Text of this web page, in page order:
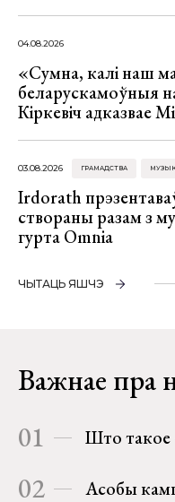
04.08.2026
«Сумна, калі наш
беларускамоўныя
Кіркевіч адказвае
03.08.2026 ГРАМАДСТВА
Irdorath
створаны разам з
гурта Omnia
ЧЫТАЦЬ ЯШЧЭ
Важнае пра
01 Што такое
02 Асобы